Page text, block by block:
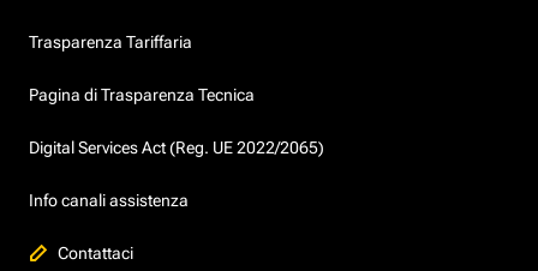
Trasparenza Tariffaria
Pagina di Trasparenza Tecnica
Digital Services Act (Reg. UE 2022/2065)
Info canali assistenza
Contattaci